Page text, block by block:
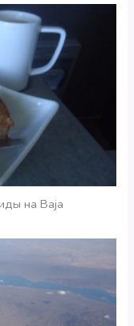
на Baja